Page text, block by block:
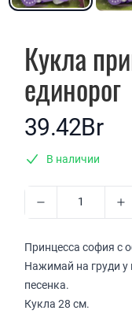
Кукла
единорог
39.42Br
В наличии
Принцесса софия с
Нажимай на груди у
песенка.
Кукла 28 см.